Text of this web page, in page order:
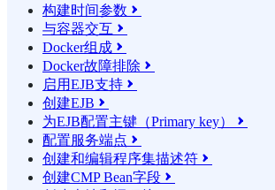
构建时间参数 
与容器交互 
Docker组成 
Docker故障排除 
启用EJB支持 
创建EJB 
为EJB配置主键（Primary key） 
配置服务端点 
创建和编辑程序集描述符 
创建CMP Bean字段 